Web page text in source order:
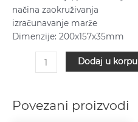
načina zaokruživanja
izračunavanje marže
Dimenzije: 200x157x35mm
količina
Dodaj u korpu
Povezani proizvodi